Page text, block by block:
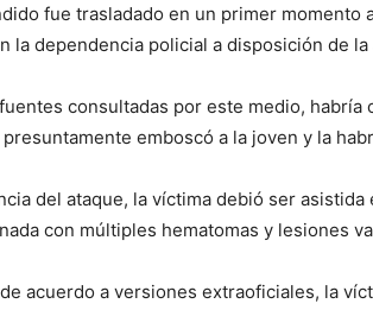
fue trasladado en un primer momento
la dependencia policial a disposición de la
consultadas por este medio,
emboscó a la joven y la
del ataque, la víctima debió ser
con múltiples hematomas y lesiones
acuerdo a versiones extraoficiales, la